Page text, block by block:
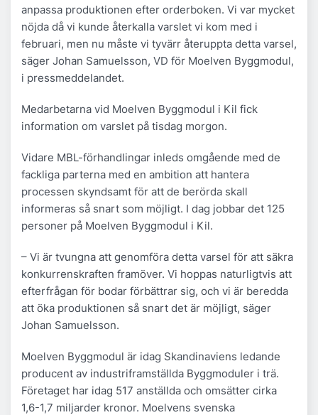
anpassa produktionen efter orderboken. Vi var mycket
nöjda då vi kunde återkalla varslet vi kom med i
februari, men nu måste vi tyvärr återuppta detta varsel,
säger Johan Samuelsson, VD för Moelven Byggmodul,
i pressmeddelandet.
Medarbetarna vid Moelven Byggmodul i Kil fick
information om varslet på tisdag morgon.
Vidare MBL-förhandlingar inleds omgående med de
fackliga parterna med en ambition att hantera
processen skyndsamt för att de berörda skall
informeras så snart som möjligt. I dag jobbar det 125
personer på Moelven Byggmodul i Kil.
– Vi är tvungna att genomföra detta varsel för att säkra
konkurrenskraften framöver. Vi hoppas naturligtvis att
efterfrågan för bodar förbättrar sig, och vi är beredda
att öka produktionen så snart det är möjligt, säger
Johan Samuelsson.
Moelven Byggmodul är idag Skandinaviens ledande
producent av industriframställda Byggmoduler i trä.
Företaget har idag 517 anställda och omsätter cirka
1,6-1,7 miljarder kronor. Moelvens svenska